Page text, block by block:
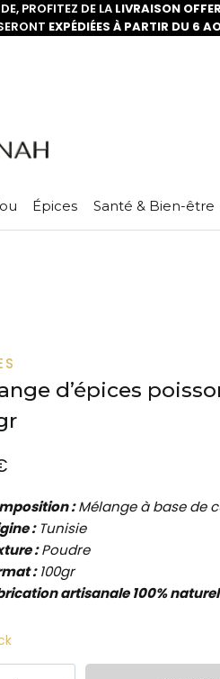
PROFITEZ DE LA LIVRAISON
EXPÉDIÉES À PARTIR DU 6
Épices Santé & Bien-être
d’épices
:Mélange à base de
:Tunisie
:Poudre
:100gr
artisanale100%